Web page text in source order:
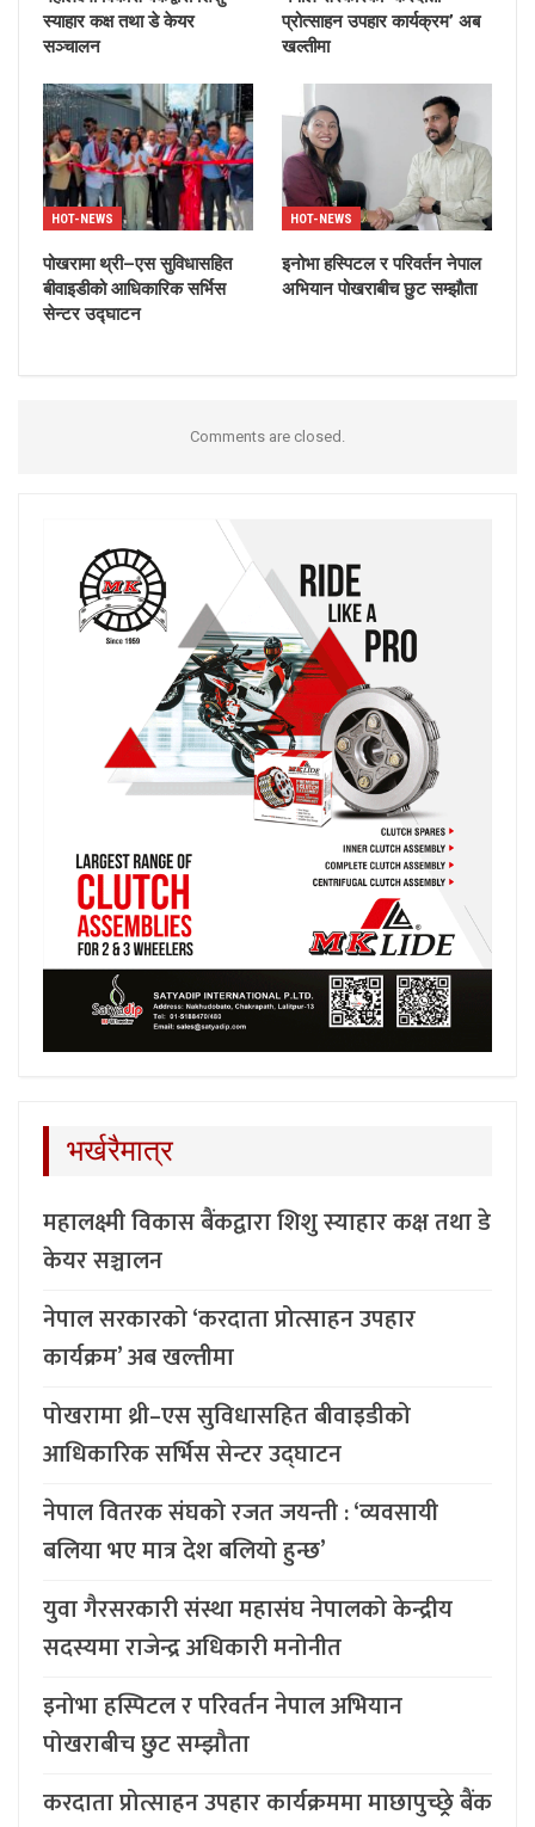
स्याहार कक्ष तथा डे केयर
सञ्चालन
प्रोत्साहन उपहार कार्यक्रम’ अब
खल्तीमा
HOT-NEWS
पोखरामा थ्री–एस सुविधासहित
बीवाइडीको आधिकारिक सर्भिस
सेन्टर उद्घाटन
HOT-NEWS
इनोभा हस्पिटल र परिवर्तन नेपाल
अभियान पोखराबीच छुट सम्झौता
Comments are closed.
भर्खरैमात्र
महालक्ष्मी विकास बैंकद्वारा शिशु स्याहार कक्ष तथा डे
केयर सञ्चालन
नेपाल सरकारको ‘करदाता प्रोत्साहन उपहार
कार्यक्रम’ अब खल्तीमा
पोखरामा थ्री–एस सुविधासहित बीवाइडीको
आधिकारिक सर्भिस सेन्टर उद्घाटन
नेपाल वितरक संघको रजत जयन्ती : ‘व्यवसायी
बलिया भए मात्र देश बलियो हुन्छ’
युवा गैरसरकारी संस्था महासंघ नेपालको केन्द्रीय
सदस्यमा राजेन्द्र अधिकारी मनोनीत
इनोभा हस्पिटल र परिवर्तन नेपाल अभियान
पोखराबीच छुट सम्झौता
करदाता प्रोत्साहन उपहार कार्यक्रममा माछापुच्छ्र्रे बैंक